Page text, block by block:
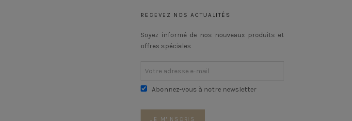
RECEVEZ NOS ACTUALITÉS
Soyez informé de nos nouveaux produits et
offres spéciales
Abonnez-vous à notre newsletter